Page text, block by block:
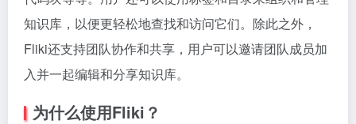
知识库，以便更轻松地查找和访问它们。除此之外，
Fliki还支持团队协作和共享，用户可以邀请团队成员加
入并一起编辑和分享知识库。
为什么使用Fliki？